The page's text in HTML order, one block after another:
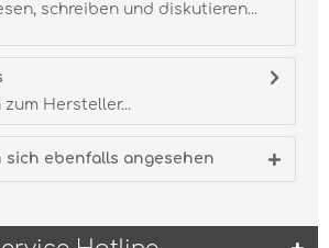
schreiben und diskutieren...
Hersteller...
sich ebenfalls angesehen